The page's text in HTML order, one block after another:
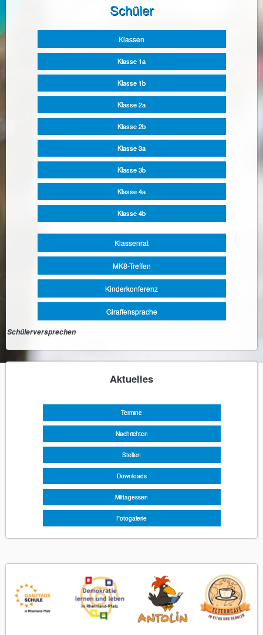
Schüler
überspringen
Klassen
Klasse 1a
Klasse 1b
Klasse 2a
Klasse 2b
Klasse 3a
Klasse 3b
Klasse 4a
Klasse 4b
Klassenrat
MK8-Treffen
Kinderkonferenz
Giraffensprache
Schülerversprechen
Aktuelles
Termine
Nachrichten
Stellen
Downloads
Mittagessen
Fotogalerie